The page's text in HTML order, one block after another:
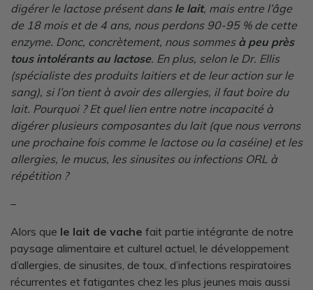
digérer le lactose présent dansle lait, mais entre l’âge
de 18 mois et de 4 ans, nous perdons 90-95 % de cette
enzyme. Donc, concrètement, nous sommes à peu près
tous intolérants au lactose. En plus, selon le Dr. Ellis
(spécialiste des produits laitiers et de leur action sur le
sang), si l’on tient à avoir des allergies, il faut boire du
lait. Pourquoi ? Et quel lien entre notre incapacité à
digérer plusieurs composantes du lait (que nous verrons
une prochaine fois comme le lactose ou la caséine) et les
allergies, le mucus, les sinusites ou infections ORL à
répétition ?
–
Alors que le lait de vache fait partie intégrante de notre
paysage alimentaire et culturel actuel, le développement
d’allergies, de sinusites, de toux, d’infections respiratoires
récurrentes et fatigantes chez les plus jeunes mais aussi